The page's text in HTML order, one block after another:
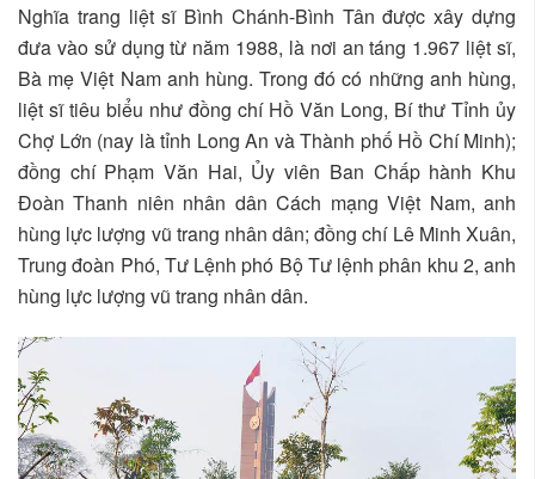
Nghĩa trang liệt sĩ Bình Chánh-Bình Tân được xây dựng
đưa vào sử dụng từ năm 1988, là nơi an táng 1.967 liệt sĩ,
Bà mẹ Việt Nam anh hùng. Trong đó có những anh hùng,
liệt sĩ tiêu biểu như đồng chí Hồ Văn Long, Bí thư Tỉnh ủy
Chợ Lớn (nay là tỉnh Long An và Thành phố Hồ Chí Minh);
đồng chí Phạm Văn Hai, Ủy viên Ban Chấp hành Khu
Đoàn Thanh niên nhân dân Cách mạng Việt Nam, anh
hùng lực lượng vũ trang nhân dân; đồng chí Lê Minh Xuân,
Trung đoàn Phó, Tư Lệnh phó Bộ Tư lệnh phân khu 2, anh
hùng lực lượng vũ trang nhân dân.